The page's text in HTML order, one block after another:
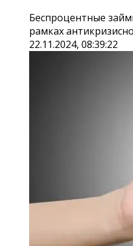
Беспроцентные
рамках
22.11.2024, 08:39:22